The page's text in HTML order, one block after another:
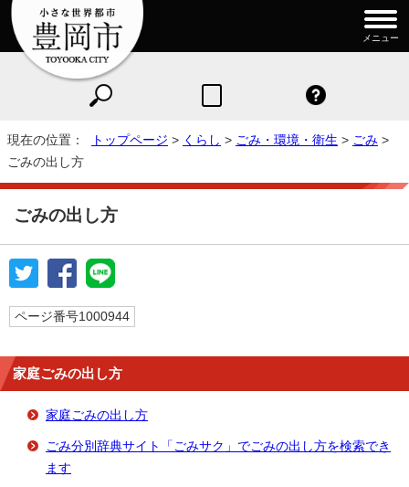
メニュー
現在の位置： トップページ > くらし > ごみ・環境・衛生 > ごみ >
ごみの出し方
ごみの出し方
ページ番号1000944
家庭ごみの出し方
家庭ごみの出し方
ごみ分別辞典サイト「ごみサク」でごみの出し方を検索でき
ます